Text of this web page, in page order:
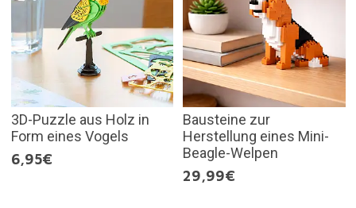
3D-Puzzle aus Holz in
Form eines Vogels
6,95€
Bausteine zur
Herstellung eines Mini-
Beagle-Welpen
29,99€